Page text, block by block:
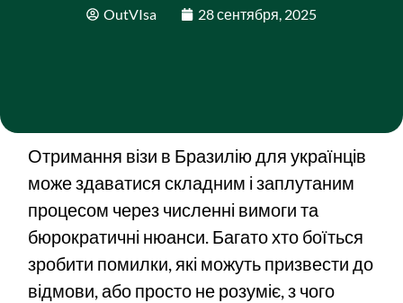
OutVIsa 28 сентября, 2025
Отримання візи в Бразилію для українців
може здаватися складним і заплутаним
процесом через численні вимоги та
бюрократичні нюанси. Багато хто боїться
зробити помилки, які можуть призвести до
відмови, або просто не розуміє, з чого